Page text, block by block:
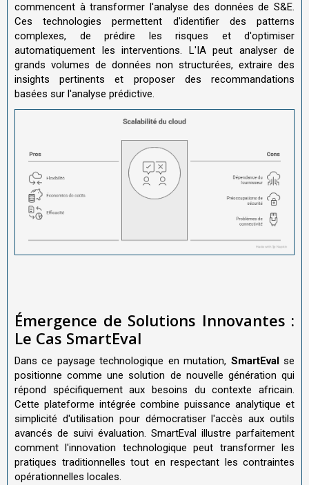
commencent à transformer l'analyse des données de S&E.
Ces technologies permettent d'identifier des patterns
complexes, de prédire les risques et d'optimiser
automatiquement les interventions. L'IA peut analyser de
grands volumes de données non structurées, extraire des
insights pertinents et proposer des recommandations
basées sur l'analyse prédictive.
Émergence de Solutions Innovantes :
Le Cas SmartEval
Dans ce paysage technologique en mutation, SmartEvalse
positionne comme une solution de nouvelle génération qui
répond spécifiquement aux besoins du contexte africain.
Cette plateforme intégrée combine puissance analytique et
simplicité d'utilisation pour démocratiser l'accès aux outils
avancés de suivi évaluation. SmartEval illustre parfaitement
comment l'innovation technologique peut transformer les
pratiques traditionnelles tout en respectant les contraintes
opérationnelles locales.